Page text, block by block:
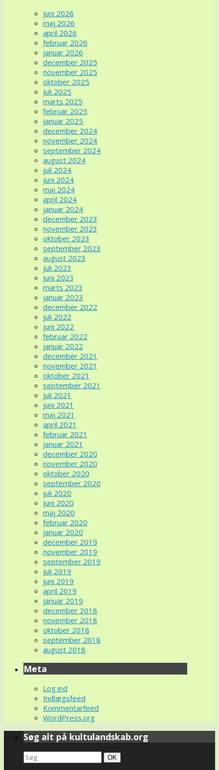
juni 2026
maj 2026
april 2026
februar 2026
januar 2026
december 2025
november 2025
oktober 2025
juli 2025
marts 2025
februar 2025
januar 2025
december 2024
november 2024
september 2024
august 2024
juli 2024
juni 2024
maj 2024
april 2024
januar 2024
december 2023
november 2023
oktober 2023
september 2023
august 2023
juli 2023
juni 2023
marts 2023
januar 2023
december 2022
juli 2022
juni 2022
februar 2022
januar 2022
december 2021
november 2021
oktober 2021
september 2021
juli 2021
juni 2021
maj 2021
april 2021
februar 2021
januar 2021
december 2020
november 2020
oktober 2020
september 2020
juli 2020
juni 2020
maj 2020
februar 2020
januar 2020
december 2019
november 2019
september 2019
juli 2019
juni 2019
april 2019
januar 2019
december 2018
november 2018
oktober 2018
september 2018
august 2018
Meta
Log ind
Indlægsfeed
Kommentarfeed
WordPress.org
Søg alt på kultulandskab.org
Search
for:
Søg
OK